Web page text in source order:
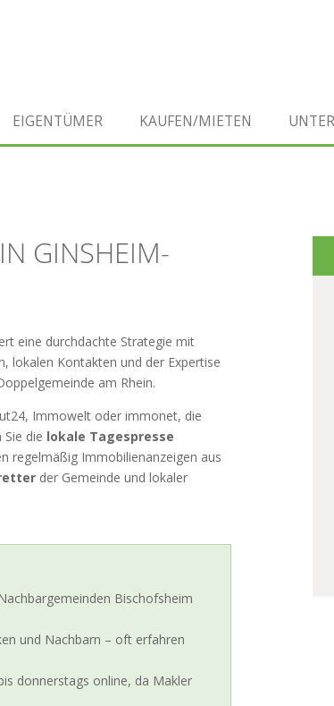
EIGENTÜMER KAUFEN/MIETEN
GINSHEIM-
eine durchdachte Strategie mit
lokalen Kontakten und der Expertise
am Rhein.
Immowelt oder immonet, die
die lokale Tagespresse
regelmäßig Immobilienanzeigen aus
der Gemeinde und lokaler
Bischofsheim
und Nachbarn – oft erfahren
donnerstags online, da Makler